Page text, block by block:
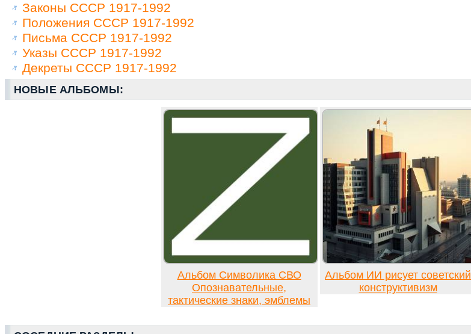
Законы СССР 1917-1992
Положения СССР 1917-1992
Письма СССР 1917-1992
Указы СССР 1917-1992
Декреты СССР 1917-1992
НОВЫЕ АЛЬБОМЫ:
Альбом Символика СВО
Опознавательные,
тактические знаки, эмблемы
Альбом ИИ рисует советский
конструктивизм